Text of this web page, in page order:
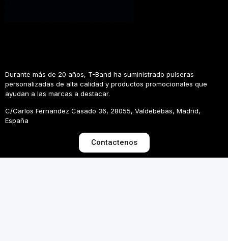
Durante más de 20 años, T-Band ha suministrado pulseras
personalizadas de alta calidad y productos promocionales que
ayudan a las marcas a destacar.
C/Carlos Fernandez Casado 36, 28055, Valdebebas, Madrid,
España
Contactenos